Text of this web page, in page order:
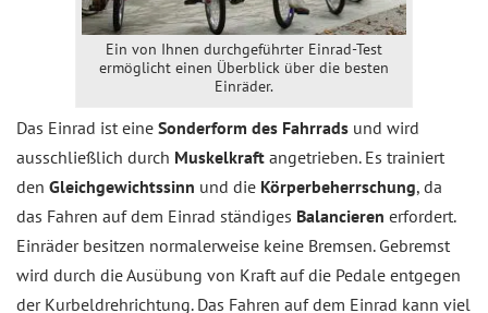
Ein von Ihnen durchgeführter Einrad-Test
ermöglicht einen Überblick über die besten
Einräder.
Das Einrad ist eine Sonderform des Fahrrads und wird
ausschließlich durch Muskelkraft angetrieben. Es trainiert
den Gleichgewichtssinn und die Körperbeherrschung, da
das Fahren auf dem Einrad ständiges Balancieren erfordert.
Einräder besitzen normalerweise keine Bremsen. Gebremst
wird durch die Ausübung von Kraft auf die Pedale entgegen
der Kurbeldrehrichtung. Das Fahren auf dem Einrad kann viel